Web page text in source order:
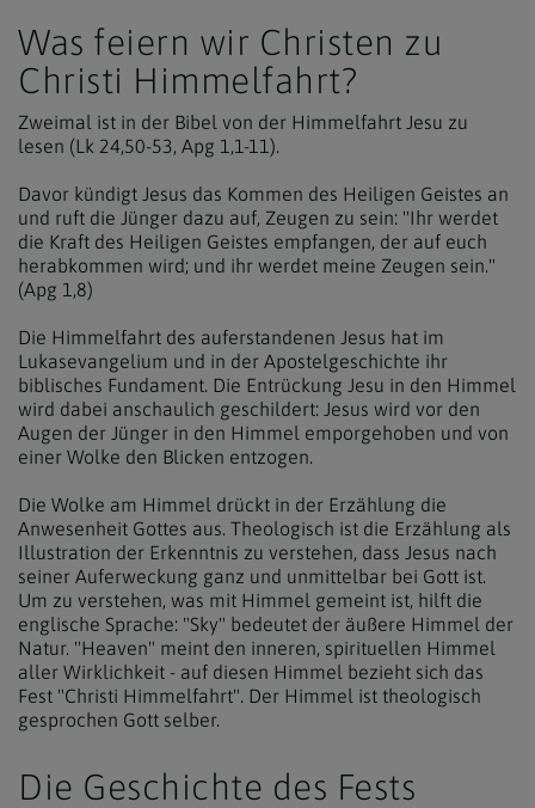
Was feiern wir Christen zu
Christi Himmelfahrt?
Zweimal ist in der Bibel von der Himmelfahrt Jesu zu
lesen (Lk 24,50-53, Apg 1,1-11).
Davor kündigt Jesus das Kommen des Heiligen Geistes an
und ruft die Jünger dazu auf, Zeugen zu sein: "Ihr werdet
die Kraft des Heiligen Geistes empfangen, der auf euch
herabkommen wird; und ihr werdet meine Zeugen sein."
(Apg 1,8)
Die Himmelfahrt des auferstandenen Jesus hat im
Lukasevangelium und in der Apostelgeschichte ihr
biblisches Fundament. Die Entrückung Jesu in den Himmel
wird dabei anschaulich geschildert: Jesus wird vor den
Augen der Jünger in den Himmel emporgehoben und von
einer Wolke den Blicken entzogen.
Die Wolke am Himmel drückt in der Erzählung die
Anwesenheit Gottes aus. Theologisch ist die Erzählung als
Illustration der Erkenntnis zu verstehen, dass Jesus nach
seiner Auferweckung ganz und unmittelbar bei Gott ist.
Um zu verstehen, was mit Himmel gemeint ist, hilft die
englische Sprache: "Sky" bedeutet der äußere Himmel der
Natur. "Heaven" meint den inneren, spirituellen Himmel
aller Wirklichkeit - auf diesen Himmel bezieht sich das
Fest "Christi Himmelfahrt". Der Himmel ist theologisch
gesprochen Gott selber.
Die Geschichte des Fests